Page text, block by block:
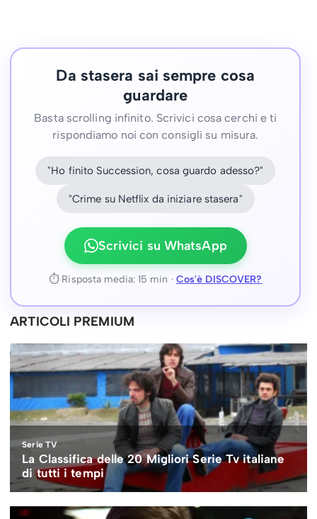
Da stasera sai sempre cosa
guardare
Basta scrolling infinito. Scrivici cosa cerchi e ti
rispondiamo noi con consigli su misura.
"Ho finito Succession, cosa guardo adesso?"
"Crime su Netflix da iniziare stasera"
Scrivici su WhatsApp
⏱ Risposta media: 15 min · Cos'è DISCOVER?
ARTICOLI PREMIUM